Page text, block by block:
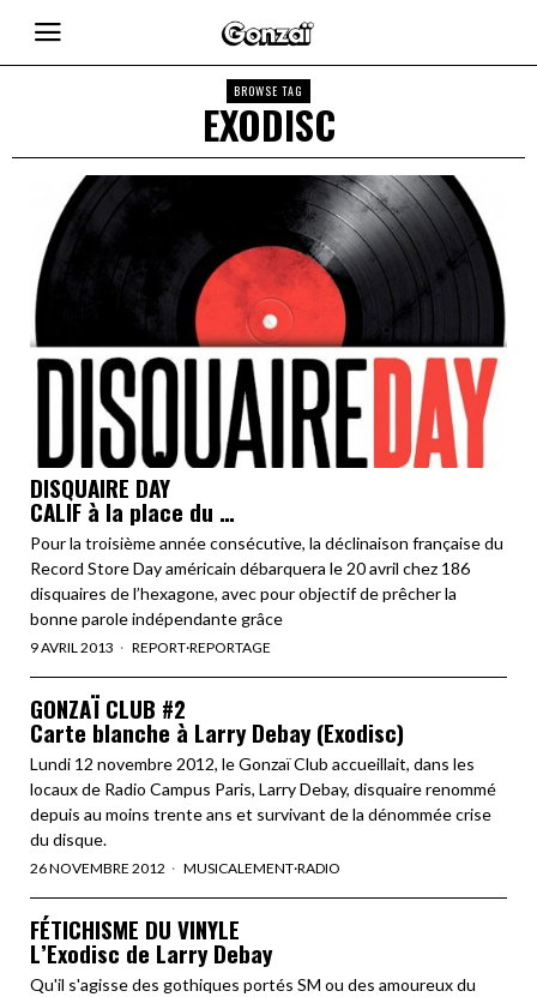
BROWSE TAG
EXODISC
DISQUAIRE DAY
CALIF à la place du …
Pour la troisième année consécutive, la déclinaison française du
Record Store Day américain débarquera le 20 avril chez 186
disquaires de l’hexagone, avec pour objectif de prêcher la
bonne parole indépendante grâce
9 AVRIL 2013 REPORT·REPORTAGE
GONZAÏ CLUB #2
Carte blanche à Larry Debay (Exodisc)
Lundi 12 novembre 2012, le Gonzaï Club accueillait, dans les
locaux de Radio Campus Paris, Larry Debay, disquaire renommé
depuis au moins trente ans et survivant de la dénommée crise
du disque.
26 NOVEMBRE 2012 MUSICALEMENT·RADIO
FÉTICHISME DU VINYLE
L’Exodisc de Larry Debay
Qu'il s'agisse des gothiques portés SM ou des amoureux du